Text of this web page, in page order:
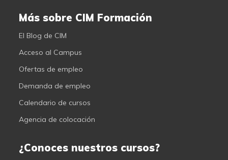
Más sobre CIM Formación
El Blog de CIM
Acceso al Campus
Ofertas de empleo
Demanda de empleo
Calendario de cursos
Agencia de colocación
¿Conoces nuestros cursos?